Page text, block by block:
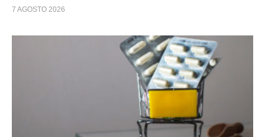
7 AGOSTO 2026